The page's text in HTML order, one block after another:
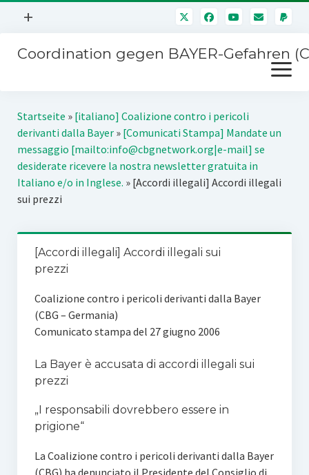
Menü
+
Mitmachen
Über uns
Kontakt
Impressum
Störfälle
Coordination gegen BAYER-Gefahren
Menü
öffnen
Kampagnen
BAYER-Hauptversammlungen
Stichwort BAYER
Jahrestagung
SPENDEN
Startseite » [italiano] Coalizione contro i pericoli
derivanti dalla Bayer» [Comunicati Stampa] Mandate un
messaggio [mailto:info@cbgnetwork.org|e-mail] se
desiderate ricevere la nostra newsletter gratuita in
Italiano e/o in Inglese. » [Accordi illegali] Accordi illegali
sui prezzi
[Accordi illegali] Accordi illegali sui
prezzi
Coalizione contro i pericoli derivanti dalla Bayer
(CBG – Germania)
Comunicato stampa del 27 giugno 2006
La Bayer è accusata di accordi illegali sui
prezzi
„I responsabili dovrebbero essere in
prigione“
La Coalizione contro i pericoli derivanti dalla Bayer
(CBG) ha denunciato il Presidente del Consiglio di